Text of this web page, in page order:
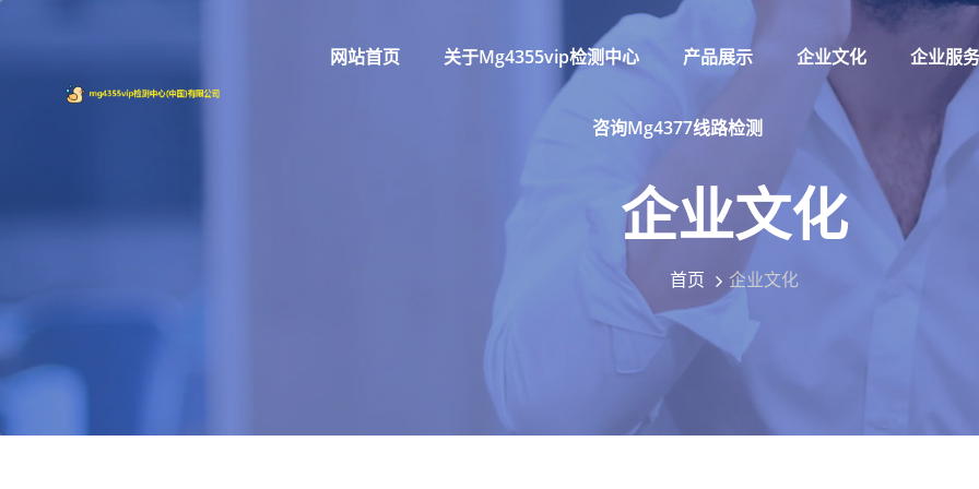
网站首页 关于mg4355vip检测中心 产品展示 企业文化 企业服
咨询mg4377线路检测
企业文化
首页 企业文化